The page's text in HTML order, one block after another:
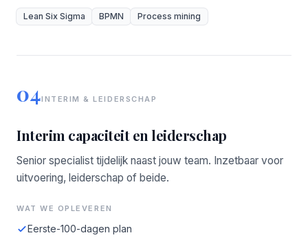
Lean Six Sigma BPMN Process mining
04INTERIM & LEIDERSCHAP
Interim capaciteit en leiderschap
Senior specialist tijdelijk naast jouw team. Inzetbaar voor
uitvoering, leiderschap of beide.
WAT WE OPLEVEREN
Eerste-100-dagen plan